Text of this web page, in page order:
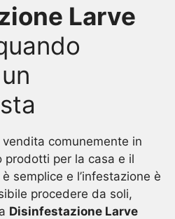
Larve
comunemente in
prodotti per la casa e il
semplice e l’infestazione è
procedere da soli,
Disinfestazione Larve